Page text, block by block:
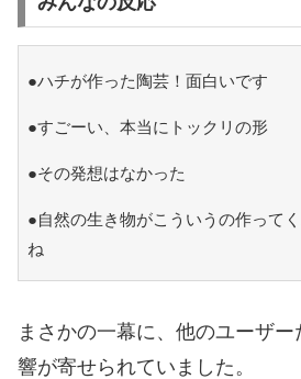
●ハチが作った陶芸！面白いです
●すごーい、本当にトックリの形
●その発想はなかった
●自然の生き物がこういうの作って
ね
まさかの一幕に、他のユーザ
響が寄せられていました。